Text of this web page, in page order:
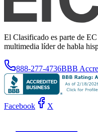
El Clasificado es parte de
multimedia líder de habla
888-277-4736BBB
Facebook X